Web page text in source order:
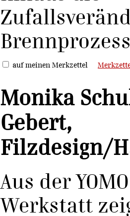
auf meinen Merkzettel
Monika
Gebert,
Filzdesign/
Aus der
Werkstatt